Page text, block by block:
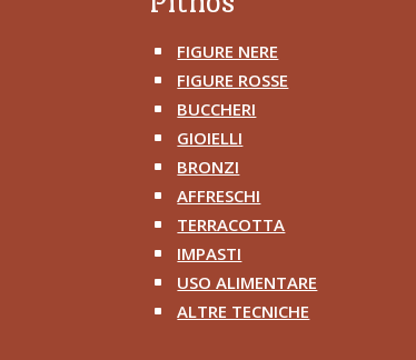
^ FIGURE NERE
^ FIGURE ROSSE
^ BUCCHERI
^ GIOIELLI
^ BRONZI
^ AFFRESCHI
^ TERRACOTTA
^ IMPASTI
^ USO ALIMENTARE
^ ALTRE TECNICHE